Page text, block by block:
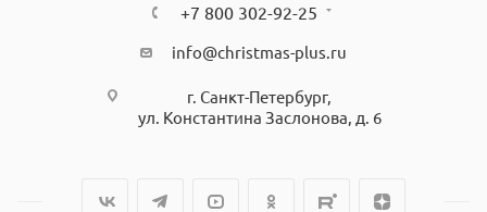
+7 800 302-92-25
info@christmas-plus.ru
г. Санкт-Петербург,
ул. Константина Заслонова, д. 6